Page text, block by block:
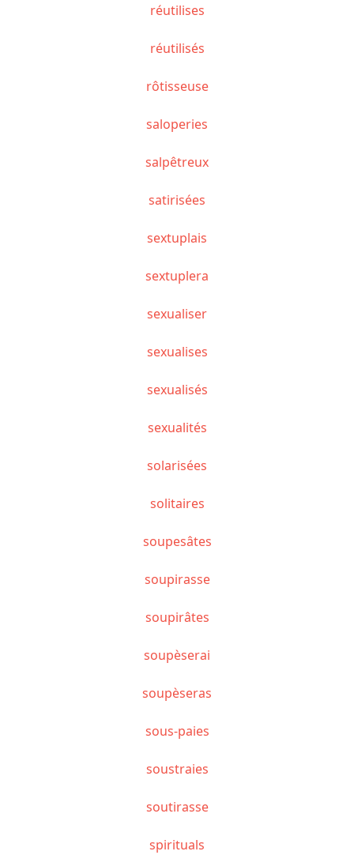
réutilises
réutilisés
rôtisseuse
saloperies
salpêtreux
satirisées
sextuplais
sextuplera
sexualiser
sexualises
sexualisés
sexualités
solarisées
solitaires
soupesâtes
soupirasse
soupirâtes
soupèserai
soupèseras
sous-paies
soustraies
soutirasse
spirituals